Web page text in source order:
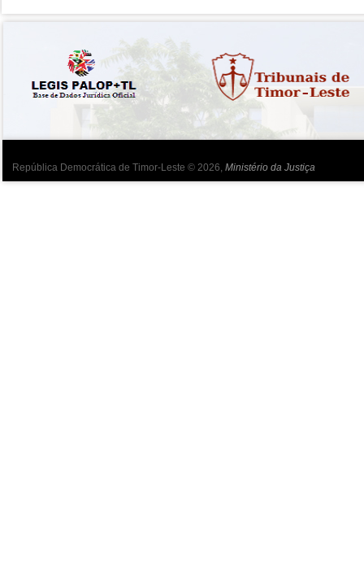
República Democrática de Timor-Leste © 2026, Ministério da Justiça